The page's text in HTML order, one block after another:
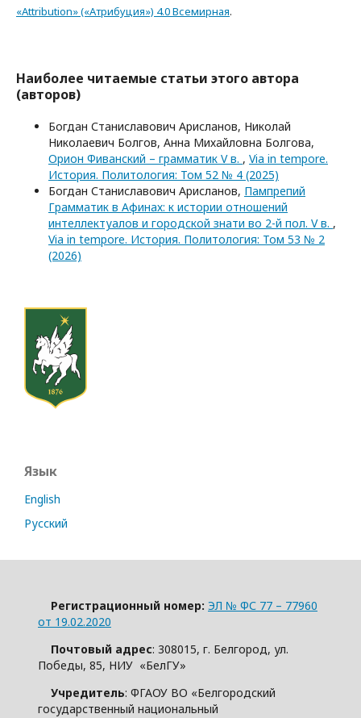
«Attribution» («Атрибуция») 4.0 Всемирная.
Наиболее читаемые статьи этого автора
(авторов)
Богдан Станиславович Арисланов, Николай
Николаевич Болгов, Анна Михайловна Болгова,
Орион Фиванский – грамматик V в. , Via in tempore.
История. Политология: Том 52 № 4 (2025)
Богдан Станиславович Арисланов, Пампрепий
Грамматик в Афинах: к истории отношений
интеллектуалов и городской знати во 2-й пол. V в. ,
Via in tempore. История. Политология: Том 53 № 2
(2026)
Язык
English
Русский
Регистрационный номер: ЭЛ № ФС 77 – 77960
от 19.02.2020
Почтовый адрес: 308015, г. Белгород, ул.
Победы, 85, НИУ «БелГУ»
Учредитель: ФГАОУ ВО «Белгородский
государственный национальный